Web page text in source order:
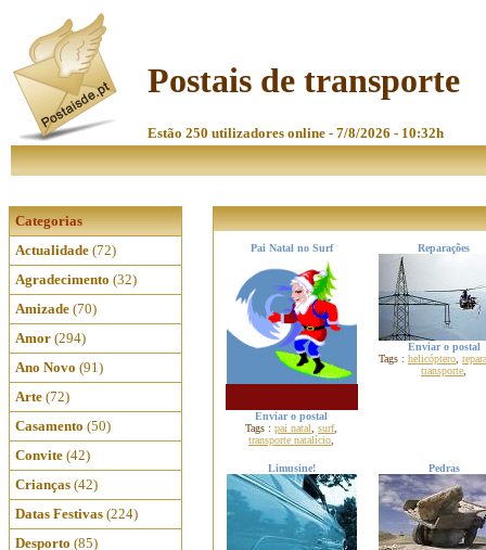
Postais de transporte
Estão 250 utilizadores online - 7/8/2026 - 10:32h
Categorias
Actualidade (72)
Agradecimento (32)
Amizade (70)
Amor (294)
Ano Novo (91)
Arte (72)
Casamento (50)
Convite (42)
Crianças (42)
Datas Festivas (224)
Desporto (85)
Pai Natal no Surf
Enviar o postal
Tags : pai natal surf,
transporte natalício
Reparações
Enviar o postal
Tags : helicóptero
transporte
Limusine! Pedras